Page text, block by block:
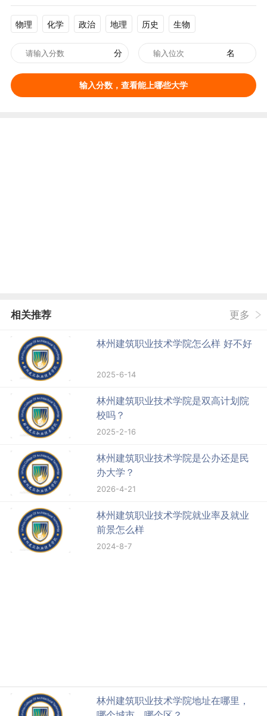
物理 化学 政治 地理 历史 生物
分 名
输入分数，查看能上哪些大学
相关推荐 更多
林州建筑职业技术学院怎么样 好不好
2025-6-14
林州建筑职业技术学院是双高计划院
校吗？
2025-2-16
林州建筑职业技术学院是公办还是民
办大学？
2026-4-21
林州建筑职业技术学院就业率及就业
前景怎么样
2024-8-7
林州建筑职业技术学院地址在哪里，